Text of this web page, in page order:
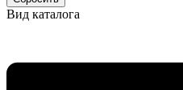
Вид каталога